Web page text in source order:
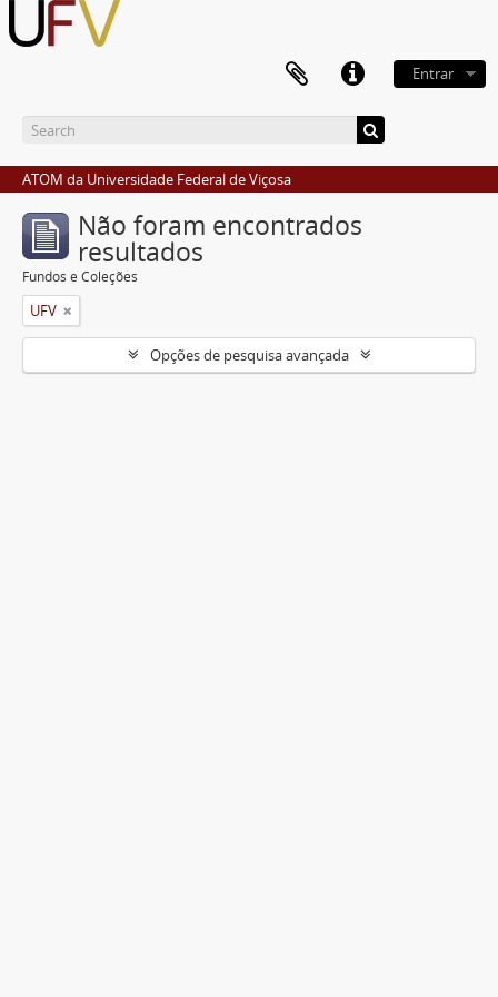
Entrar
ATOM da Universidade Federal de Viçosa
Não foram encontrados
resultados
Fundos e Coleções
UFV
Opções de pesquisa avançada